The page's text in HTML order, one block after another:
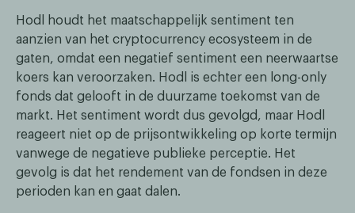
Hodl houdt het maatschappelijk sentiment ten
aanzien van het cryptocurrency ecosysteem in de
gaten, omdat een negatief sentiment een neerwaartse
koers kan veroorzaken. Hodl is echter een long-only
fonds dat gelooft in de duurzame toekomst van de
markt. Het sentiment wordt dus gevolgd, maar Hodl
reageert niet op de prijsontwikkeling op korte termijn
vanwege de negatieve publieke perceptie. Het
gevolg is dat het rendement van de fondsen in deze
perioden kan en gaat dalen.